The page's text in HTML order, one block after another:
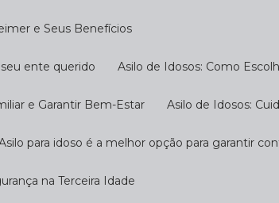
e Seus Benefícios
seu ente querido Asilo de Idosos: Como
e Garantir Bem-Estar Asilo de Idosos:
Asilo para idoso é a melhor opção para garantir
na Terceira Idade